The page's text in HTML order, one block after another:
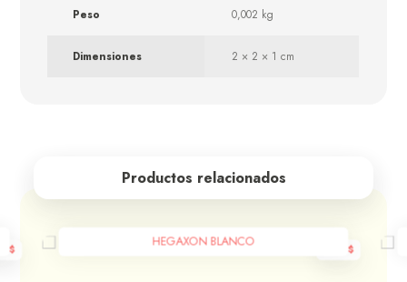
Peso 0,002 kg
Dimensiones 2 × 2 × 1 cm
Productos relacionados
$ HEGAXON BLANCO $